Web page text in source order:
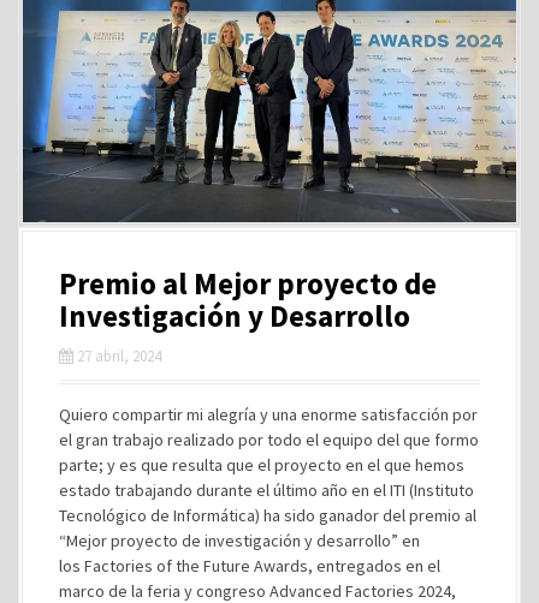
Premio al Mejor proyecto de
Investigación y Desarrollo
27 abril, 2024
Quiero compartir mi alegría y una enorme satisfacción por
el gran trabajo realizado por todo el equipo del que formo
parte; y es que resulta que el proyecto en el que hemos
estado trabajando durante el último año en el ITI (Instituto
Tecnológico de Informática) ha sido ganador del premio al
“Mejor proyecto de investigación y desarrollo” en
los Factories of the Future Awards, entregados en el
marco de la feria y congreso Advanced Factories 2024,